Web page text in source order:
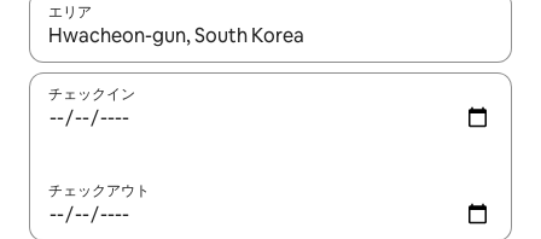
エリア
検索結果が表示されたら、上下の矢印キーを使って移動するか
チェックイン
チェックアウト